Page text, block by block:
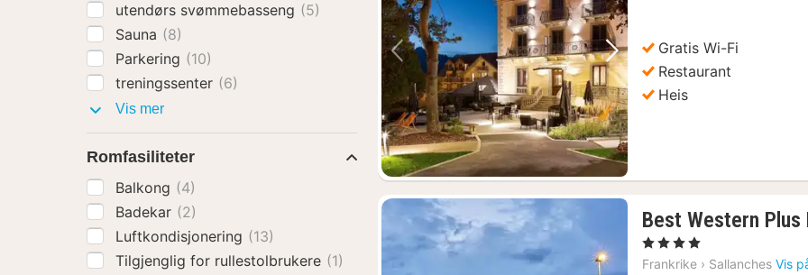
Forrige bilde Neste bilde
Gratis Wi-Fi
Restaurant
Heis
Best Western Plus
, 4 Stjerner
Frankrike › Sallanches Vis
utendørs svømmebasseng (5)
Sauna (8)
Parkering (10)
treningssenter (6)
Vis merFasiliteter
Romfasiliteter
Balkong (4)
Badekar (2)
Luftkondisjonering (13)
Tilgjenglig for rullestolbrukere (1)